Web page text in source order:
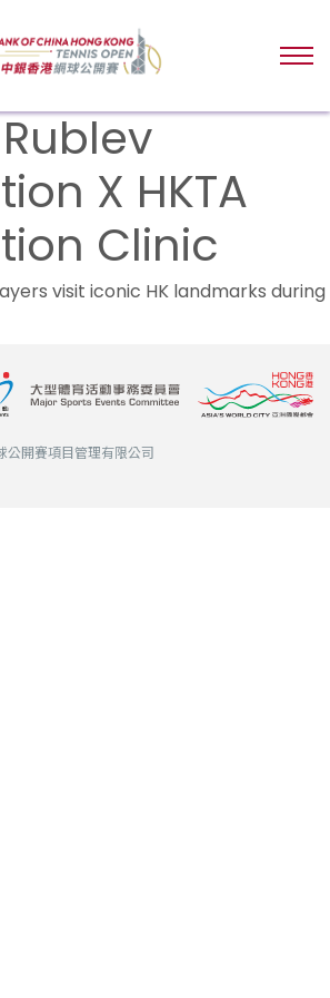
X HKTA
Clinic
visit iconic HK landmarks during
開賽項目管理有限公司